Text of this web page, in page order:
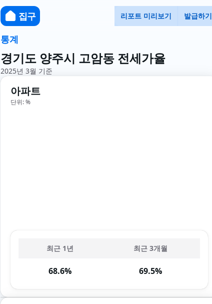
집구 리포트 미리보기 발급하기
통계
경기도 양주시 고암동 전세가율
2025년 3월 기준
아파트
단위: %
최근 1년 최근 3개월
68.6% 69.5%